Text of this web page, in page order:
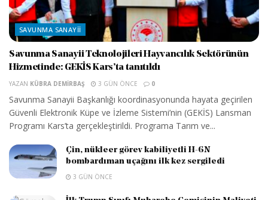
SAVUNMA SANAYII
Savunma Sanayii Teknolojileri Hayvancılık Sektörünün
Hizmetinde: GEKİS Kars’ta tanıtıldı
YAZAN KÜBRA DEMIRBAŞ 3 GÜN ÖNCE 0
Savunma Sanayii Başkanlığı koordinasyonunda hayata geçirilen
Güvenli Elektronik Küpe ve İzleme Sistemi’nin (GEKİS) Lansman
Programı Kars’ta gerçekleştirildi. Programa Tarım ve...
Çin, nükleer görev kabiliyetli H-6N
bombardıman uçağını ilk kez sergiledi
3 GÜN ÖNCE